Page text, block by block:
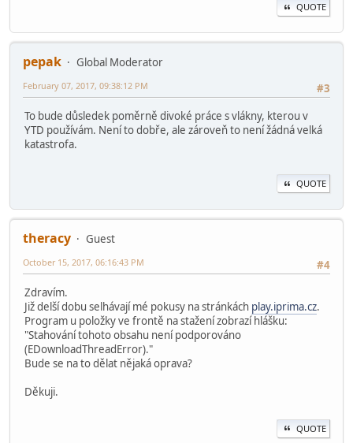
QUOTE
pepak
Global Moderator
#3
February 07, 2017, 09:38:12 PM
To bude důsledek poměrně divoké práce s vlákny, kterou v
YTD používám. Není to dobře, ale zároveň to není žádná velká
katastrofa.
QUOTE
theracy
Guest
#4
October 15, 2017, 06:16:43 PM
Zdravím.
Již delší dobu selhávají mé pokusy na stránkách play.iprima.cz.
Program u položky ve frontě na stažení zobrazí hlášku:
"Stahování tohoto obsahu není podporováno
(EDownloadThreadError)."
Bude se na to dělat nějaká oprava?
Děkuji.
QUOTE